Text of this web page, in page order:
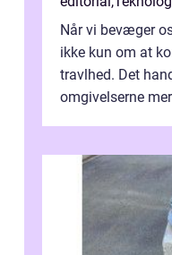
Når vi bevæger
ikke kun om at
travlhed. Det
omgivelserne